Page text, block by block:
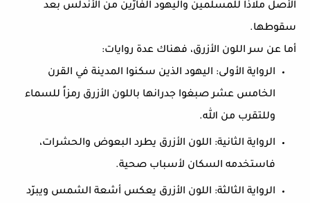
الأصل ملاذاً للمسلمين واليهود الفارّين من الأندلس بعد
سقوطها.
أما عن سر اللون الأزرق، فهناك عدة روايات:
الرواية الأولى: اليهود الذين سكنوا المدينة في القرن
الخامس عشر صبغوا جدرانها باللون الأزرق رمزاً للسماء
وللتقرب من الله.
الرواية الثانية: اللون الأزرق يطرد البعوض والحشرات،
فاستخدمه السكان لأسباب صحية.
الرواية الثالثة: اللون الأزرق يعكس أشعة الشمس ويبرّد